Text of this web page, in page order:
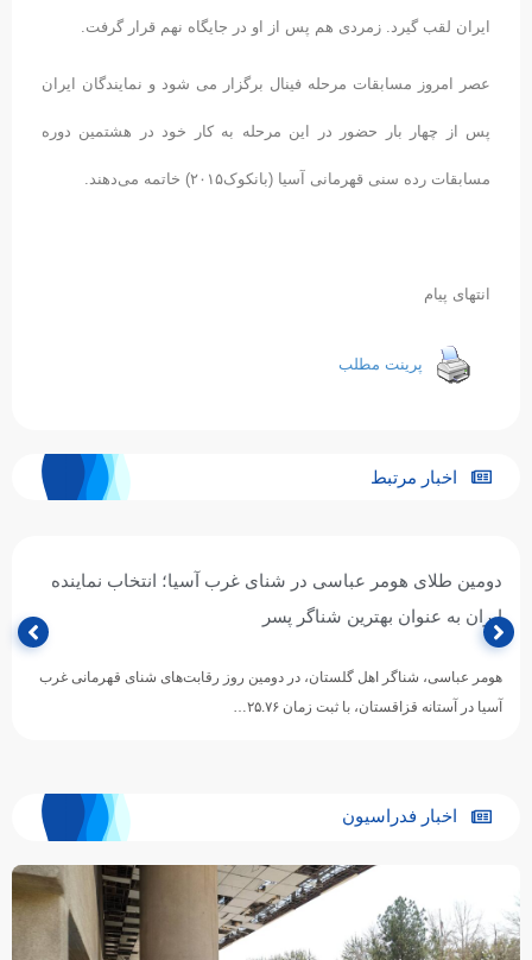
ایران لقب گیرد. زمردی هم پس از او در جایگاه نهم قرار گرفت.
عصر امروز مسابقات مرحله فینال برگزار می شود و نمایندگان ایران
پس از چهار بار حضور در این مرحله به کار خود در هشتمین دوره
مسابقات رده سنی قهرمانی آسیا (بانکوک۲۰۱۵) خاتمه می‌دهند.
انتهای پیام
پرینت مطلب
اخبار مرتبط
دومین طلای هومر عباسی در شنای غرب آسیا؛ انتخاب نماینده
ایران به عنوان بهترین شناگر پسر
هومر عباسی، شناگر اهل گلستان، در دومین روز رقابت‌های شنای قهرمانی غرب
آسیا در آستانه قزاقستان، با ثبت زمان ۲۵.۷۶…
اخبار فدراسیون